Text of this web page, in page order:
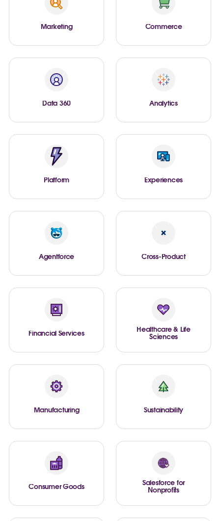
Marketing Commerce
Data 360 Analytics
Platform Experiences
Agentforce Cross-Product
Financial Services
Healthcare & Life
Sciences
Manufacturing Sustainability
Consumer Goods
Salesforce for
Nonprofits